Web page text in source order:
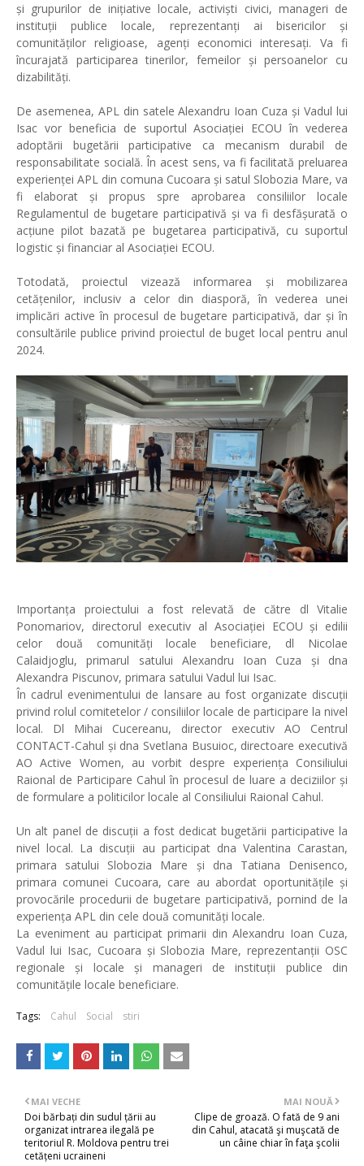
și grupurilor de inițiative locale, activiști civici, manageri de
instituții publice locale, reprezentanți ai bisericilor și
comunităților religioase, agenți economici interesați. Va fi
încurajată participarea tinerilor, femeilor și persoanelor cu
dizabilități.
De asemenea, APL din satele Alexandru Ioan Cuza și Vadul lui
Isac vor beneficia de suportul Asociației ECOU în vederea
adoptării bugetării participative ca mecanism durabil de
responsabilitate socială. În acest sens, va fi facilitată preluarea
experienței APL din comuna Cucoara și satul Slobozia Mare, va
fi elaborat și propus spre aprobarea consiliilor locale
Regulamentul de bugetare participativă și va fi desfășurată o
acțiune pilot bazată pe bugetarea participativă, cu suportul
logistic și financiar al Asociației ECOU.
Totodată, proiectul vizează informarea și mobilizarea
cetățenilor, inclusiv a celor din diasporă, în vederea unei
implicări active în procesul de bugetare participativă, dar și în
consultările publice privind proiectul de buget local pentru anul
2024.
Importanța proiectului a fost relevată de către dl Vitalie
Ponomariov, directorul executiv al Asociației ECOU și edilii
celor două comunități locale beneficiare, dl Nicolae
Calaidjoglu, primarul satului Alexandru Ioan Cuza și dna
Alexandra Piscunov, primara satului Vadul lui Isac.
În cadrul evenimentului de lansare au fost organizate discuții
privind rolul comitetelor / consiliilor locale de participare la nivel
local. Dl Mihai Cucereanu, director executiv AO Centrul
CONTACT-Cahul și dna Svetlana Busuioc, directoare executivă
AO Active Women, au vorbit despre experiența Consiliului
Raional de Participare Cahul în procesul de luare a deciziilor și
de formulare a politicilor locale al Consiliului Raional Cahul.
Un alt panel de discuții a fost dedicat bugetării participative la
nivel local. La discuții au participat dna Valentina Carastan,
primara satului Slobozia Mare și dna Tatiana Denisenco,
primara comunei Cucoara, care au abordat oportunitățile și
provocările procedurii de bugetare participativă, pornind de la
experiența APL din cele două comunități locale.
La eveniment au participat primarii din Alexandru Ioan Cuza,
Vadul lui Isac, Cucoara și Slobozia Mare, reprezentanții OSC
regionale și locale și manageri de instituții publice din
comunitățile locale beneficiare.
Tags: Cahul Social stiri
MAI NOUĂ
Clipe de groază. O fată de 9 ani
din Cahul, atacată şi muşcată de
un câine chiar în faţa şcolii
MAI VECHE
Doi bărbați din sudul țării au
organizat intrarea ilegală pe
teritoriul R. Moldova pentru trei
cetățeni ucraineni